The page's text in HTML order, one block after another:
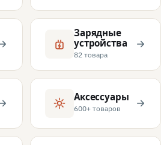
Зарядные
устройства
82 товара
Аксессуары
600+ товаров